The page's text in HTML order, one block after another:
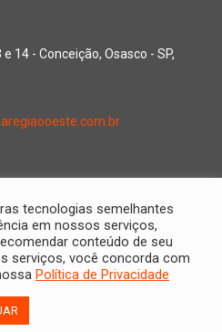
14 - Conceição, Osasco - SP,
da Região Oeste | Desenvolvido
tecnologias semelhantes
em nossos serviços,
conteúdo de seu
serviços, você concorda com
Política de Privacidade